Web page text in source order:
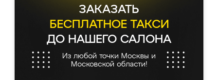
ЗАКАЗАТЬ
БЕСПЛАТНОЕ ТАКСИ
ДО НАШЕГО САЛОНА
Из любой точки Москвы и
Московской области!